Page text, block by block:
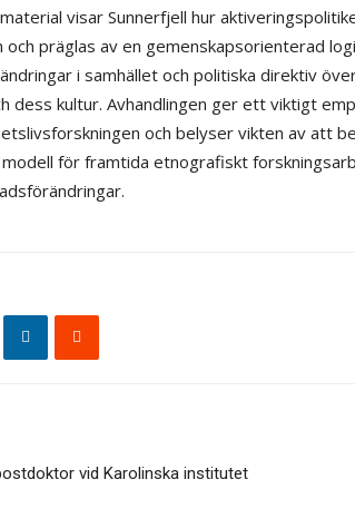
visar Sunnerfjell hur
präglas av en gemenskapsorienterad
i samhället och politiska direktiv
dess kultur. Avhandlingen ger ett viktigt
och belyser vikten av att
för framtida etnografiskt
vid Karolinska institutet